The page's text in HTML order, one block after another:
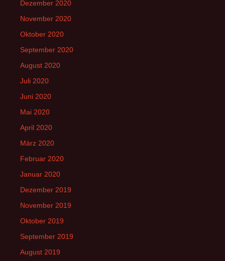
Dezember 2020
November 2020
Oktober 2020
September 2020
August 2020
Juli 2020
Juni 2020
Mai 2020
April 2020
März 2020
Februar 2020
Januar 2020
Dezember 2019
November 2019
Oktober 2019
September 2019
August 2019